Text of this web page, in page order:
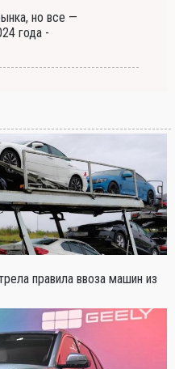
но все —
года -
правила ввоза машин из